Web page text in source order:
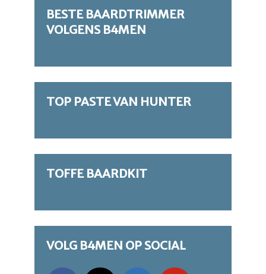
BESTE BAARDTRIMMER
VOLGENS B4MEN
TOP PASTE VAN HUNTER
TOFFE BAARDKIT
VOLG B4MEN OP SOCIAL